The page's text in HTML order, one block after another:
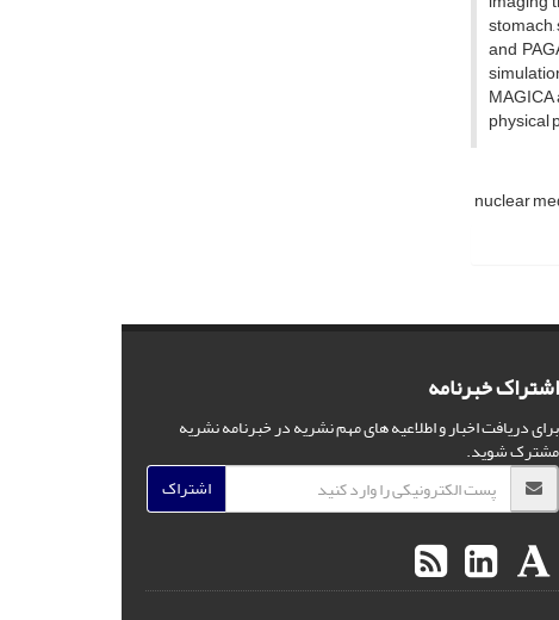
and
physical
nuclear
اشتراک خبرنامه
برای دریافت اخبار و اطلاعیه های مهم نشریه در خبرنامه نشریه
مشترک شوید.
اشتراک